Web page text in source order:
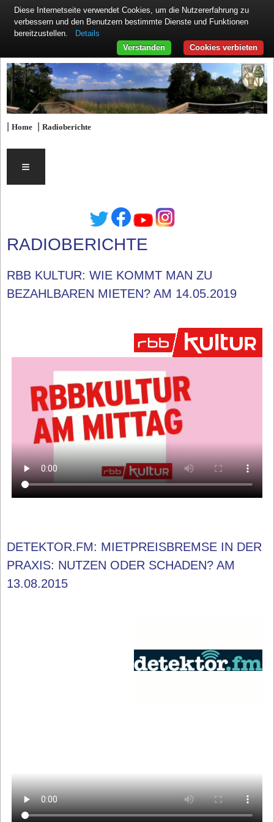
|Home |Radioberichte
≡
RADIOBERICHTE
RBB KULTUR: WIE KOMMT MAN ZU
BEZAHLBAREN MIETEN? AM 14.05.2019
DETEKTOR.FM: MIETPREISBREMSE IN DER
PRAXIS: NUTZEN ODER SCHADEN? AM
13.08.2015
Diese Internetseite verwendet Cookies, um die Nutzererfahrung zu
verbessern und den Benutzern bestimmte Dienste und Funktionen
bereitzustellen.
Details
Cookies verbieten
Verstanden